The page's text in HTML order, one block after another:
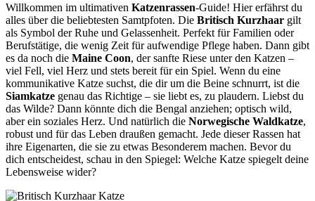
Willkommen im ultimativen Katzenrassen-Guide! Hier erfährst du
alles über die beliebtesten Samtpfoten. Die Britisch Kurzhaar gilt
als Symbol der Ruhe und Gelassenheit. Perfekt für Familien oder
Berufstätige, die wenig Zeit für aufwendige Pflege haben. Dann gibt
es da noch die Maine Coon, der sanfte Riese unter den Katzen –
viel Fell, viel Herz und stets bereit für ein Spiel. Wenn du eine
kommunikative Katze suchst, die dir um die Beine schnurrt, ist die
Siamkatze genau das Richtige – sie liebt es, zu plaudern. Liebst du
das Wilde? Dann könnte dich die Bengal anziehen; optisch wild,
aber ein soziales Herz. Und natürlich die Norwegische Waldkatze,
robust und für das Leben draußen gemacht. Jede dieser Rassen hat
ihre Eigenarten, die sie zu etwas Besonderem machen. Bevor du
dich entscheidest, schau in den Spiegel: Welche Katze spiegelt deine
Lebensweise wider?